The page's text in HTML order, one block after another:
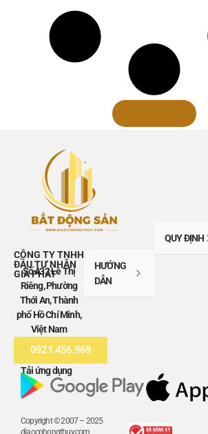
CÔNG TY TNHH
ĐẦU TƯ NHÂN
GIA PHÁT
Số 432 Lê Thị
Riêng, Phường
Thới An, Thành
phố Hồ Chí Minh,
Việt Nam
0921.456.969
HƯỚNG
DẪN
QUY ĐỊNH
Tải ứng dụng
Copyright © 2007 – 2025
diaocphongthuy.com